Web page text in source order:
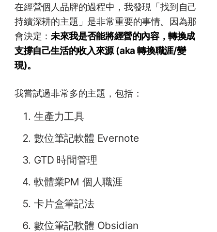
在經營個人品牌的過程中，我發現「找到自己
持續深耕的主題」是非常重要的事情。因為那
會決定：未來我是否能將經營的內容，轉換成
支撐自己生活的收入來源 (aka 轉換職涯/變
現)。
我嘗試過非常多的主題，包括：
生產力工具
數位筆記軟體 Evernote
GTD 時間管理
軟體業PM 個人職涯
卡片盒筆記法
數位筆記軟體 Obsidian